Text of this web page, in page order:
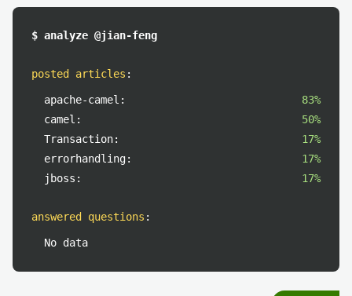
$ analyze @jian-feng
posted articles :
apache-camel:
83%
camel:
50%
Transaction:
17%
errorhandling:
17%
jboss:
17%
answered questions :
No data